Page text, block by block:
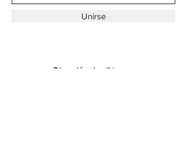
Unirse
Dirección:
Av. Ojinaga,